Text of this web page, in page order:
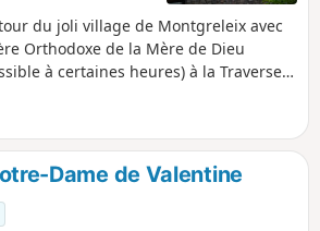
du joli village de Montgreleix avec
Orthodoxe de la Mère de Dieu
à certaines heures) à la Traverse.
Cézallier et burons, vallons et petits
Il sera même possible de
Nectaire dans son sac...
Dame de Valentine